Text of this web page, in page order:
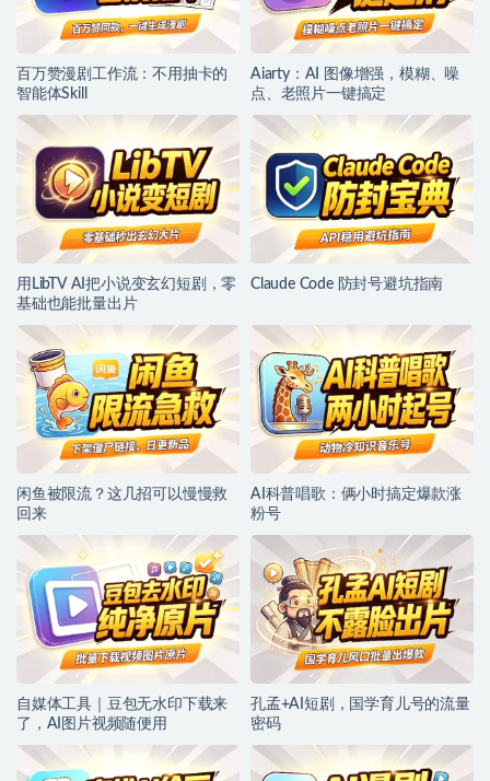
百万赞漫剧工作流：不用抽卡的
智能体Skill
Aiarty：AI 图像增强，模糊、噪
点、老照片一键搞定
用LibTV AI把小说变玄幻短剧，零
基础也能批量出片
Claude Code 防封号避坑指南
闲鱼被限流？这几招可以慢慢救
回来
AI科普唱歌：俩小时搞定爆款涨
粉号
自媒体工具｜豆包无水印下载来
了，AI图片视频随便用
孔孟+AI短剧，国学育儿号的流量
密码